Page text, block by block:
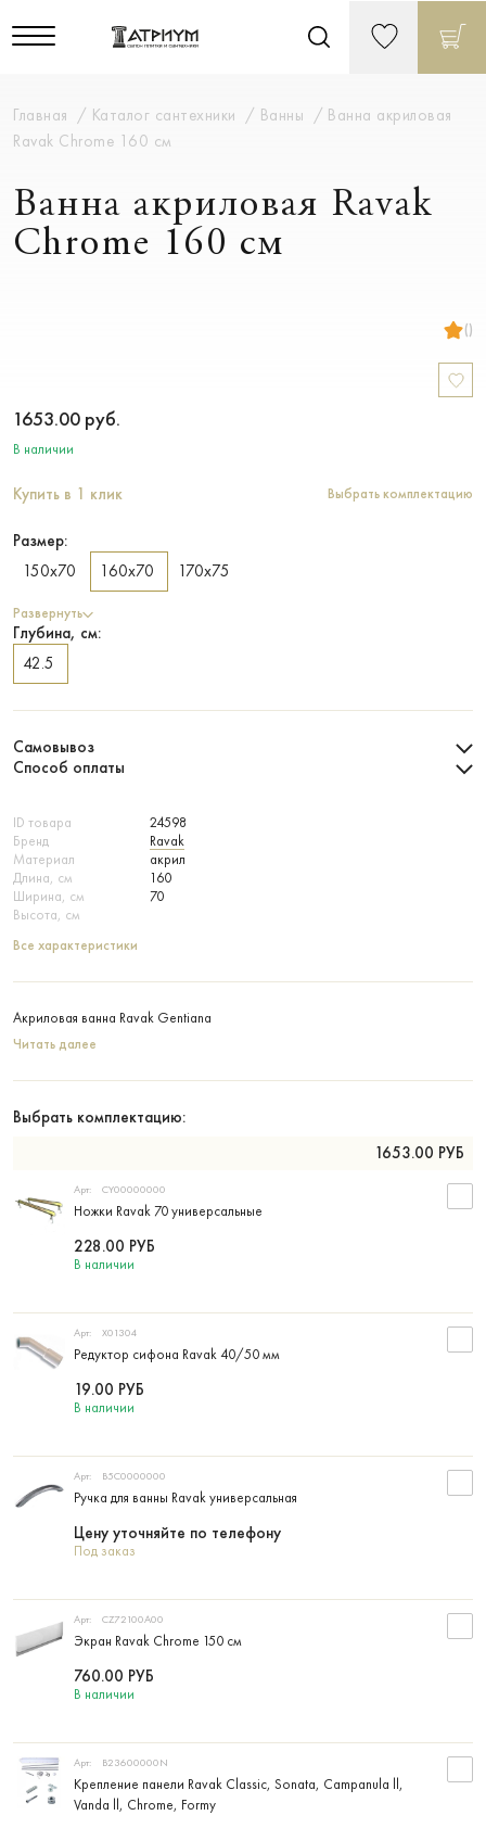
Главная Каталог сантехники Ванны
Ванна акриловая
Ravak Chrome 160 см
Ванна акриловая Ravak
Chrome 160 см
()
ID товара
24598
Бренд
Ravak
Материал
акрил
Длина, см
160
Ширина, см
70
Высота, см
Все характеристики
Акриловая ванна Ravak Gentiana
Читать далее
Выбрать комплектацию:
1653.00 РУБ
Ножки Ravak 70 универсальные
Арт: CY00000000
В наличии
228.00 РУБ
Редуктор сифона Ravak 40/50 мм
Арт: X01304
В наличии
19.00 РУБ
Ручка для ванны Ravak универсальная
Арт: B5C0000000
Под заказ
Цену уточняйте по телефону
Экран Ravak Chrome 150 см
Арт: CZ72100A00
В наличии
760.00 РУБ
Крепление панели Ravak Classic, Sonata, Campanula ll,
Vanda ll, Chrome, Formy
Арт: B23600000N
1653.00 руб.
В наличии
Купить в 1 клик Выбрать комплектацию
Размер:
150х70
160х70 170х75
Развернуть
Глубина, см:
42.5
Самовывоз
Способ оплаты